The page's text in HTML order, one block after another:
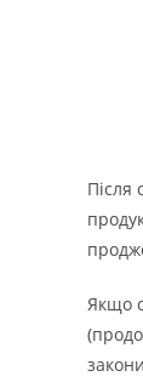
Після
Якщо